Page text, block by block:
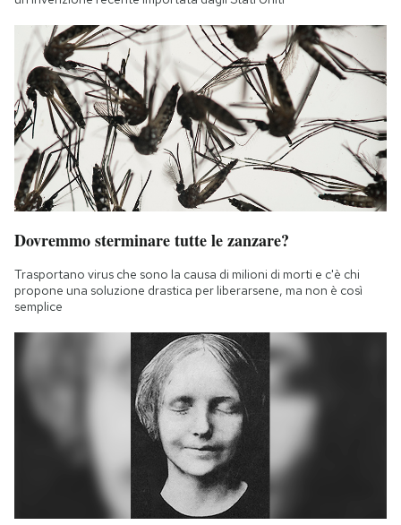
Dovremmo sterminare tutte le zanzare?
Trasportano virus che sono la causa di milioni di morti e c'è chi
propone una soluzione drastica per liberarsene, ma non è così
semplice